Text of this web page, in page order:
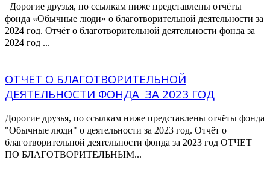
Дорогие друзья, по ссылкам ниже представлены отчёты
фонда «Обычные люди» о благотворительной деятельности за
2024 год. Отчёт о благотворительной деятельности фонда за
2024 год ...
ОТЧЁТ О БЛАГОТВОРИТЕЛЬНОЙ
ДЕЯТЕЛЬНОСТИ ФОНДА ЗА 2023 ГОД
Дорогие друзья, по ссылкам ниже представлены отчёты фонда
"Обычные люди" о деятельности за 2023 год. Отчёт о
благотворительной деятельности фонда за 2023 год ОТЧЕТ
ПО БЛАГОТВОРИТЕЛЬНЫМ...